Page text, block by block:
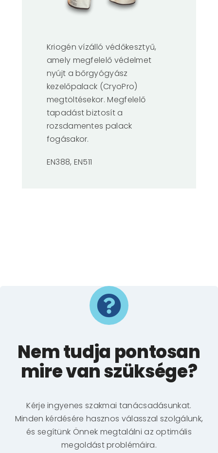
Kriogén vízálló védőkesztyű,
amely megfelelő védelmet
nyújt a bőrgyógyász
kezelőpalack (CryoPro)
megtöltésekor. Megfelelő
tapadást biztosít a
rozsdamentes palack
fogásakor.
EN388, EN511
Nem tudja pontosan
mire van szüksége?
Kérje ingyenes szakmai tanácsadásunkat.
Minden kérdésére hasznos válasszal szolgálunk,
és segítünk Önnek megtalálni az optimális
megoldást problémáira.